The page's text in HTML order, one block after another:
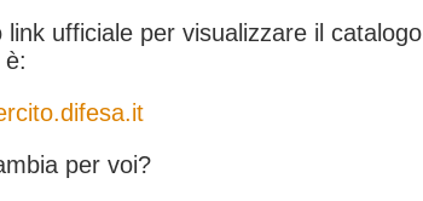
link ufficiale per visualizzare il
per voi?